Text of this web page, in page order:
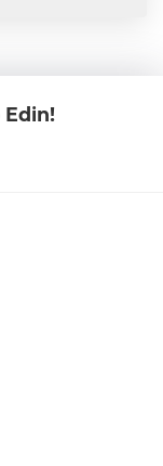
Edin!